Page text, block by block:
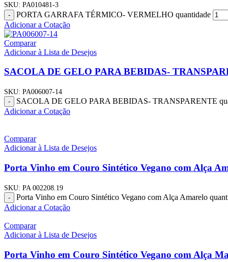
SKU: PA010481-3
- PORTA GARRAFA TÉRMICO- VERMELHO quantidade
Adicionar a Cotação
Comparar
Adicionar à Lista de Desejos
SACOLA DE GELO PARA BEBIDAS-
SKU: PA006007-14
- SACOLA DE GELO PARA BEBIDAS- TRANSPARENTE
Adicionar a Cotação
Comparar
Adicionar à Lista de Desejos
Porta Vinho em Couro Sintético Vegano com Alça
SKU: PA 002208.19
- Porta Vinho em Couro Sintético Vegano com Alça Amarelo
Adicionar a Cotação
Comparar
Adicionar à Lista de Desejos
Porta Vinho em Couro Sintético Vegano com Alça